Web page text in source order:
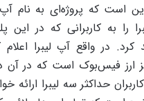
است که پروژه‌ای به نام آپ
را به کاربرانی که در این
کرد. در واقع آپ لیبرا
ارز فیس‌بوک است که در آن
حداکثر سه لیبرا ارائه